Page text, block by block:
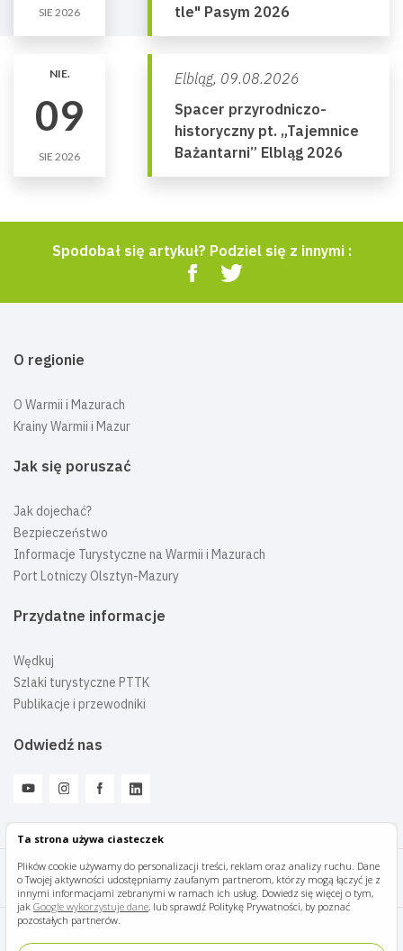
Ta strona używa ciasteczek
Plików cookie używamy do personalizacji treści, reklam oraz analizy ruchu. Dane
o Twojej aktywności udostępniamy zaufanym partnerom, którzy mogą łączyć je z
innymi informacjami zebranymi w ramach ich usług. Dowiedz się więcej o tym,
jak Google wykorzystuje dane, lub sprawdź Politykę Prywatności, by poznać
pozostałych partnerów.
SIE 2026
tle" Pasym 2026
NIE.
09
SIE 2026
Elbląg, 09.08.2026
Spacer przyrodniczo-
historyczny pt. „Tajemnice
Bażantarni” Elbląg 2026
Spodobał się artykuł? Podziel się z innymi :
O regionie
O Warmii i Mazurach
Krainy Warmii i Mazur
Jak się poruszać
Jak dojechać?
Bezpieczeństwo
Informacje Turystyczne na Warmii i Mazurach
Port Lotniczy Olsztyn-Mazury
Przydatne informacje
Wędkuj
Szlaki turystyczne PTTK
Publikacje i przewodniki
Odwiedź nas
Mazury Travel © 2026
Polityka prywatności